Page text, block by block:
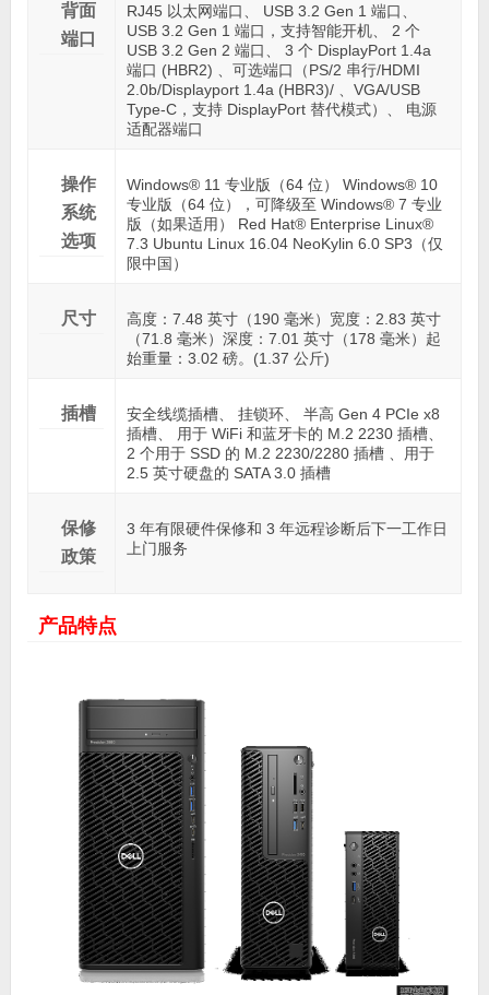
背面
端口
RJ45 以太网端口、 USB 3.2 Gen 1 端口、
USB 3.2 Gen 1 端口，支持智能开机、 2 个
USB 3.2 Gen 2 端口、 3 个 DisplayPort 1.4a
端口 (HBR2) 、可选端口（PS/2 串行/HDMI
2.0b/Displayport 1.4a (HBR3)/ 、VGA/USB
Type-C，支持 DisplayPort 替代模式）、 电源
适配器端口
操作
系统
选项
Windows® 11 专业版（64 位） Windows® 10
专业版（64 位），可降级至 Windows® 7 专业
版（如果适用） Red Hat® Enterprise Linux®
7.3 Ubuntu Linux 16.04 NeoKylin 6.0 SP3（仅
限中国）
尺寸
高度：7.48 英寸（190 毫米）宽度：2.83 英寸
（71.8 毫米）深度：7.01 英寸（178 毫米）起
始重量：3.02 磅。(1.37 公斤)
插槽
安全线缆插槽、 挂锁环、 半高 Gen 4 PCIe x8
插槽、 用于 WiFi 和蓝牙卡的 M.2 2230 插槽、
2 个用于 SSD 的 M.2 2230/2280 插槽 、用于
2.5 英寸硬盘的 SATA 3.0 插槽
保修
政策
3 年有限硬件保修和 3 年远程诊断后下一工作日
上门服务
产品特点